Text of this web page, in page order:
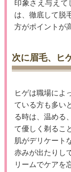
印象さえ与えて
は、徹底して脱
方がポイントが
次に眉毛、ヒ
ヒゲは職場によ
ている方も多い
る時は、温める
て優しく剃るこ
肌がデリケート
赤みが出たりし
リームでケアを